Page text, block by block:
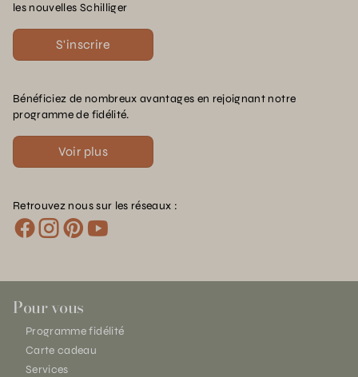
les nouvelles Schilliger
S'inscrire
Bénéficiez de nombreux avantages en rejoignant notre
programme de fidélité.
Voir plus
Retrouvez nous sur les réseaux :
Pour vous
Programme fidélité
Carte cadeau
Services